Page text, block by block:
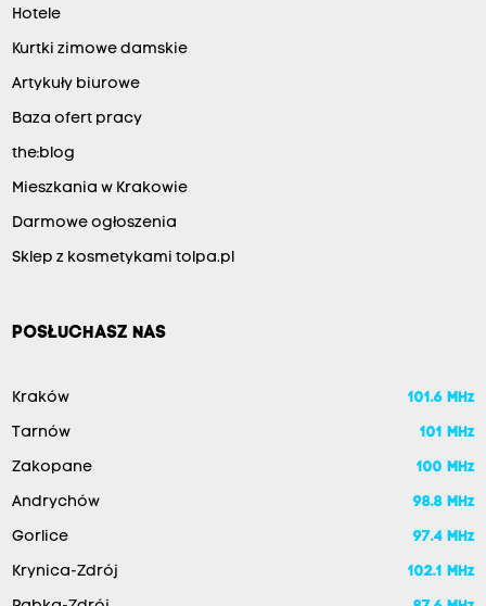
Hotele
Kurtki zimowe damskie
Artykuły biurowe
Baza ofert pracy
the:blog
Mieszkania w Krakowie
Darmowe ogłoszenia
Sklep z kosmetykami tolpa.pl
POSŁUCHASZ NAS
Kraków 101.6 MHz
Tarnów 101 MHz
Zakopane 100 MHz
Andrychów 98.8 MHz
Gorlice 97.4 MHz
Krynica-Zdrój 102.1 MHz